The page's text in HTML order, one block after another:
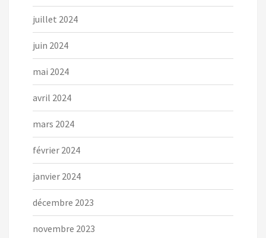
juillet 2024
juin 2024
mai 2024
avril 2024
mars 2024
février 2024
janvier 2024
décembre 2023
novembre 2023